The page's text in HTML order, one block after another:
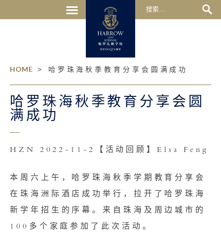
HOME > 哈罗珠海秋季教育分享会圆满成功
哈罗珠海秋季教育分享会圆
满成功
HZN 2022-11-2【活动回顾】Elsa Feng
本周六上午，哈罗珠海秋季学期教育分享会
在珠海洲际酒店成功举行，拉开了哈罗珠海
新学年招生的序幕。来自珠海及周边城市的
100多个家庭参加了此次活动。